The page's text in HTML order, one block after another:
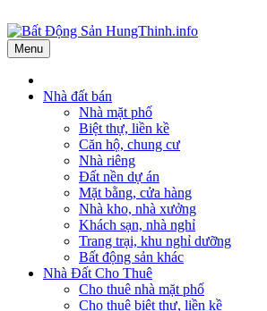
Menu
Nhà đất bán
Nhà mặt phố
Biệt thự, liền kề
Căn hộ, chung cư
Nhà riêng
Đất nền dự án
Mặt bằng, cửa hàng
Nhà kho, nhà xưởng
Khách sạn, nhà nghỉ
Trang trại, khu nghỉ dưỡng
Bất động sản khác
Nhà Đất Cho Thuê
Cho thuê nhà mặt phố
Cho thuê biệt thự, liền kề